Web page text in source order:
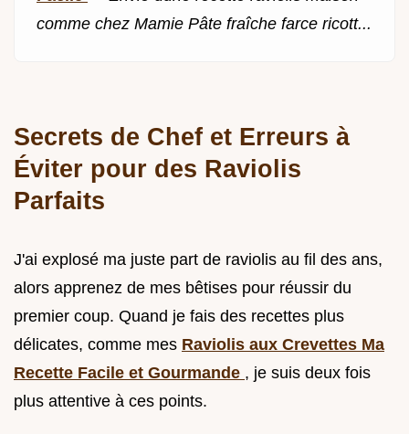
comme chez Mamie Pâte fraîche farce ricott...
Secrets de Chef et Erreurs à
Éviter pour des Raviolis
Parfaits
J'ai explosé ma juste part de raviolis au fil des ans,
alors apprenez de mes bêtises pour réussir du
premier coup. Quand je fais des recettes plus
délicates, comme mes Raviolis aux Crevettes Ma
Recette Facile et Gourmande , je suis deux fois
plus attentive à ces points.